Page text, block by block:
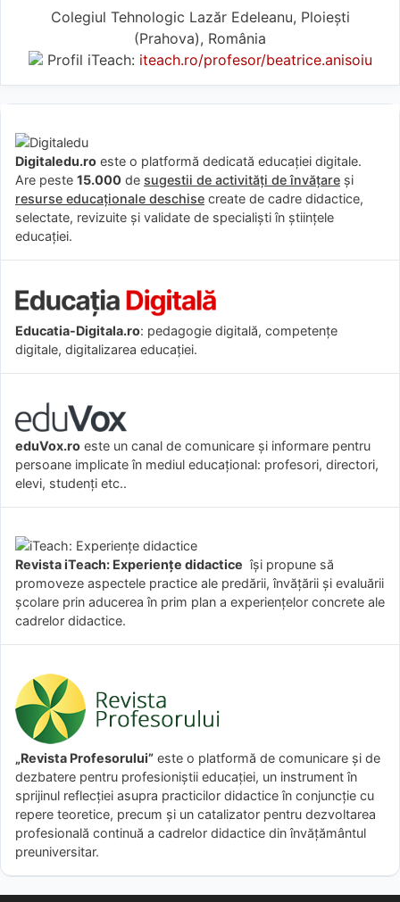
Colegiul Tehnologic Lazăr Edeleanu, Ploiești
(Prahova), România
Profil iTeach: iteach.ro/profesor/beatrice.anisoiu
Digitaledu.ro este o platformă dedicată educației digitale.
Are peste 15.000 de sugestii de activități de învățare și
resurse educaționale deschise create de cadre didactice,
selectate, revizuite și validate de specialiști în științele
educației.
Educatia-Digitala.ro: pedagogie digitală, competențe
digitale, digitalizarea educației.
eduVox.ro este un canal de comunicare și informare pentru
persoane implicate în mediul educațional: profesori, directori,
elevi, studenți etc..
Revista iTeach: Experienţe didactice îşi propune să
promoveze aspectele practice ale predării, învăţării şi evaluării
şcolare prin aducerea în prim plan a experienţelor concrete ale
cadrelor didactice.
„Revista Profesorului” este o platformă de comunicare și de
dezbatere pentru profesioniștii educației, un instrument în
sprijinul reflecției asupra practicilor didactice în conjuncție cu
repere teoretice, precum și un catalizator pentru dezvoltarea
profesională continuă a cadrelor didactice din învățământul
preuniversitar.